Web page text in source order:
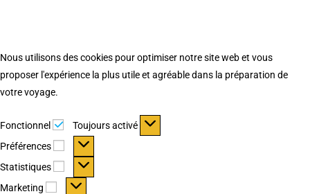
Nous utilisons des cookies pour optimiser notre site web et vous
proposer l'expérience la plus utile et agréable dans la préparation de
votre voyage.
Fonctionnel Fonctionnel
Toujours activé
Préférences
Préférences
Statistiques Statistiques
Marketing Marketing